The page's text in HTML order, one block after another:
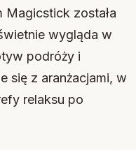
Magicstick została
wygląda w
podróży i
się z aranżacjami, w
relaksu po